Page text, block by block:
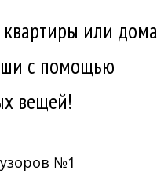
квартиры или дома
с помощью
вещей!